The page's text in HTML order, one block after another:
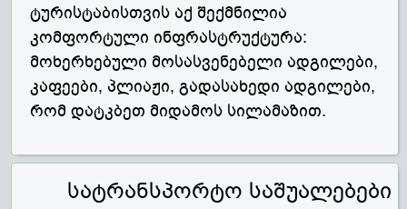
ტურისტაბისთვის აქ შექმნილია
კომფორტული ინფრასტრუქტურა:
მოხერხებული მოსასვენებელი ადგილები,
კაფეები, პლიაჟი, გადასახედი ადგილები,
რომ დატკბეთ მიდამოს სილამაზით.
სატრანსპორტო საშუალებები